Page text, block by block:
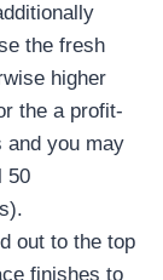
the fresh
higher
the a profit-
and you may
50
out to the top
finishes to